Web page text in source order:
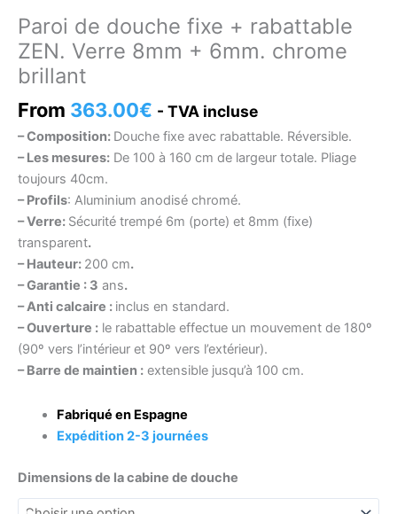
Paroi de douche fixe + rabattable
ZEN. Verre 8mm + 6mm. chrome
brillant
From 363.00€ - TVA incluse
– Composition: Douche fixe avec rabattable. Réversible.
– Les mesures: De 100 à 160 cm de largeur totale. Pliage
toujours 40cm.
– Profils: Aluminium anodisé chromé.
– Verre: Sécurité trempé 6m (porte) et 8mm (fixe)
transparent.
– Hauteur: 200 cm.
– Garantie : 3 ans.
– Anti calcaire : inclus en standard.
– Ouverture : le rabattable effectue un mouvement de 180º
(90º vers l’intérieur et 90º vers l’extérieur).
– Barre de maintien : extensible jusqu’à 100 cm.
Fabriqué en Espagne
Expédition 2-3 journées
Dimensions de la cabine de douche